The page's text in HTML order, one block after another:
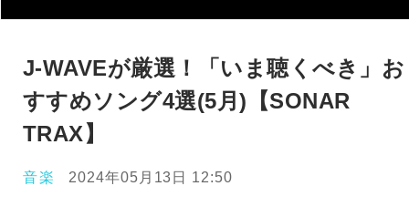
J-WAVEが厳選！「いま聴くべき」お
すすめソング4選(5月)【SONAR
TRAX】
音楽 2024年05月13日 12:50